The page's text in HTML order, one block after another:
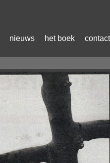
contact
het boek
nieuws